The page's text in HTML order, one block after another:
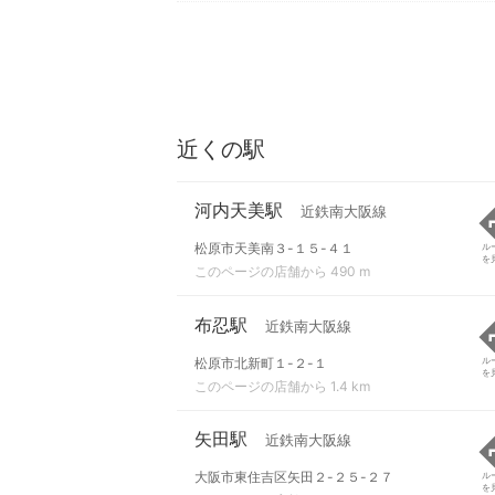
近くの駅
河内天美駅 近鉄南大阪線
松原市天美南３-１５-４１
このページの店舗から 490 m
ル
を
布忍駅 近鉄南大阪線
松原市北新町１-２-１
このページの店舗から 1.4 km
ル
を
矢田駅 近鉄南大阪線
大阪市東住吉区矢田２-２５-２７
ル
を